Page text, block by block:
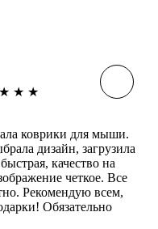
★ ★ ★
коврики для мыши.
дизайн, загрузила
качество на
четкое. Все
Рекомендую всем,
Обязательно